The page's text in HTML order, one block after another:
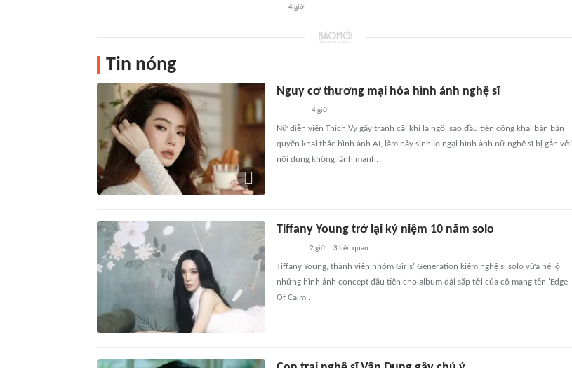
4 giờ
Tin nóng
Nguy cơ thương mại hóa hình ảnh nghệ sĩ
4 giờ
Nữ diễn viên Thích Vy gây tranh cãi khi là ngôi sao đầu tiên công khai bán bản
quyền khai thác hình ảnh AI, làm nảy sinh lo ngại hình ảnh nữ nghệ sĩ bị gắn với
nội dung không lành mạnh.
Tiffany Young trở lại kỷ niệm 10 năm solo
2 giờ 3 liên quan
Tiffany Young, thành viên nhóm Girls’ Generation kiêm nghệ sĩ solo vừa hé lộ
những hình ảnh concept đầu tiên cho album dài sắp tới của cô mang tên 'Edge
Of Calm'.